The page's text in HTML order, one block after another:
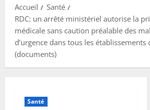
Accueil
Santé
RDC: un arrêté ministériel autorise la
médicale sans caution préalable des
d’urgence dans tous les établissements
(documents)
Santé